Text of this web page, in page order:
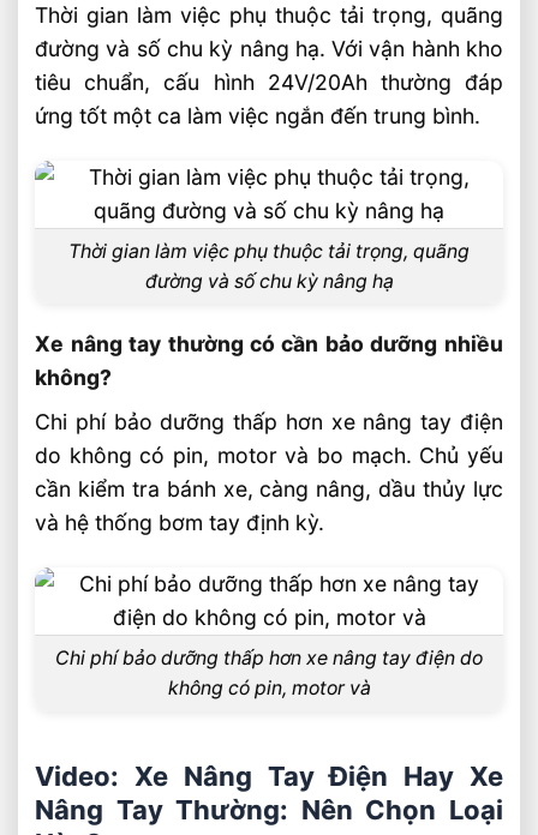
Thời gian làm việc phụ thuộc tải trọng, quãng
đường và số chu kỳ nâng hạ. Với vận hành kho
tiêu chuẩn, cấu hình 24V/20Ah thường đáp
ứng tốt một ca làm việc ngắn đến trung bình.
Thời gian làm việc phụ thuộc tải trọng, quãng
đường và số chu kỳ nâng hạ
Xe nâng tay thường có cần bảo dưỡng nhiều
không?
Chi phí bảo dưỡng thấp hơn xe nâng tay điện
do không có pin, motor và bo mạch. Chủ yếu
cần kiểm tra bánh xe, càng nâng, dầu thủy lực
và hệ thống bơm tay định kỳ.
Chi phí bảo dưỡng thấp hơn xe nâng tay điện do
không có pin, motor và
Video: Xe Nâng Tay Điện Hay Xe
Nâng Tay Thường: Nên Chọn Loại